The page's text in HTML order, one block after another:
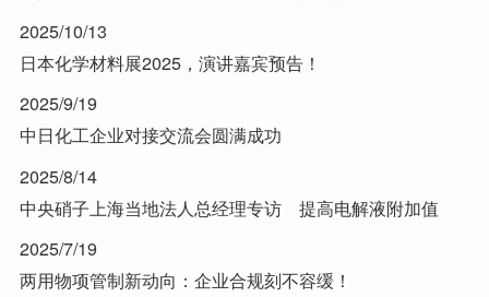
2025/10/13
日本化学材料展2025，演讲嘉宾预告！
2025/9/19
中日化工企业对接交流会圆满成功
2025/8/14
中央硝子上海当地法人总经理专访 提高电解液附加值
2025/7/19
两用物项管制新动向：企业合规刻不容缓！